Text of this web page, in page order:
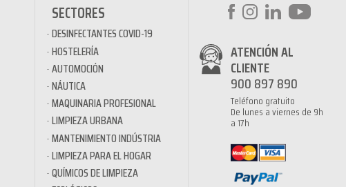
SECTORES
DESINFECTANTES COVID-19
HOSTELERÍA
AUTOMOCIÓN
NÁUTICA
MAQUINARIA PROFESIONAL
LIMPIEZA URBANA
MANTENIMIENTO INDÚSTRIA
LIMPIEZA PARA EL HOGAR
QUÍMICOS DE LIMPIEZA
ATENCIÓN AL
CLIENTE
900 897 890
Teléfono gratuito
De lunes a viernes de 9h
a 17h